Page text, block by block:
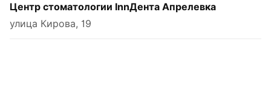
Центр стоматологии InnДента Апрелевка
улица Кирова, 19